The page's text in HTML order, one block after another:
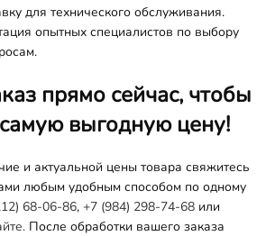
для технического обслуживания.
опытных специалистов по выбору
прямо сейчас, чтобы
выгодную цену!
и актуальной цены товара свяжитесь
любым удобным способом по одному
68-06-86, +7 (984) 298-74-68 или
После обработки вашего заказа